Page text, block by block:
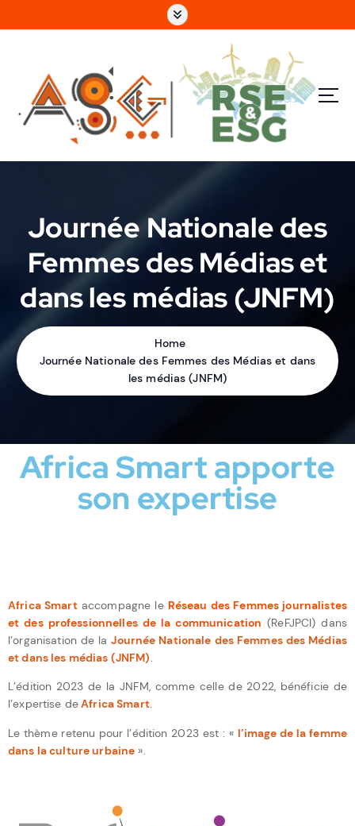
Journée Nationale des
Femmes des Médias et
dans les médias (JNFM)
Home
Journée Nationale des Femmes des Médias et dans
les médias (JNFM)
Africa Smart apporte
son expertise
Africa Smartaccompagne le Réseau des Femmes journalistes
et des professionnelles de la communication (ReFJPCI) dans
l’organisation de laJournée Nationale des Femmes des Médias
et dans les médias (JNFM).
L’édition 2023 de la JNFM, comme celle de 2022, bénéficie de
l’expertise deAfrica Smart.
Le thème retenu pour l’édition 2023 est : « l’image de la femme
dans la culture urbaine ».